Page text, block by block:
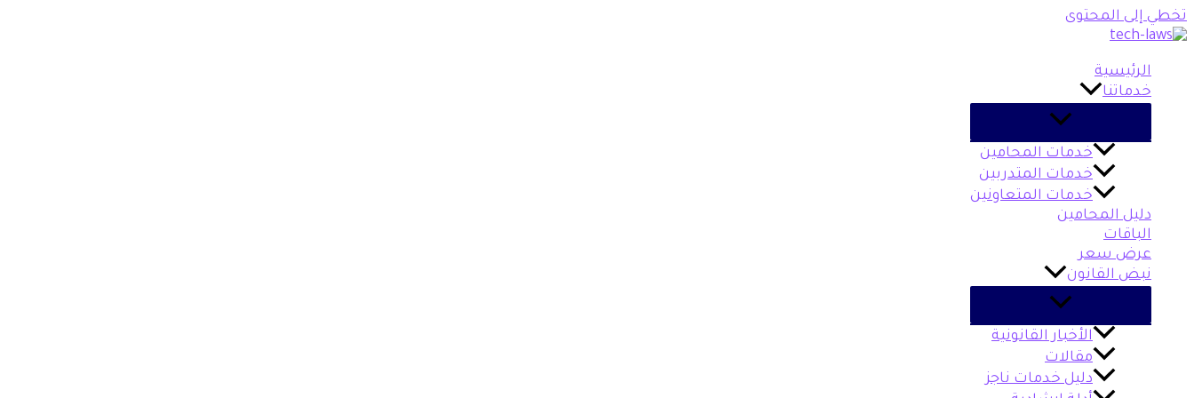
تخطي إلى المحتوى
الرئيسية
خدماتنا
خدمات المحامين
خدمات المتدربين
خدمات المتعاونين
دليل المحامين
الباقات
عرض سعر
نبض القانون
الأخبار القانونية
مقالات
دليل خدمات ناجز